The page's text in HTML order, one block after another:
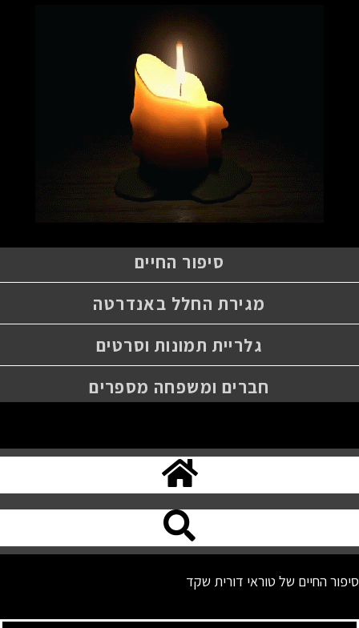
סיפור החיים
מגירת החלל באנדרטה
גלריית תמונות וסרטים
חברים ומשפחה מספרים
סיפור החיים של טוראי דורית שקד